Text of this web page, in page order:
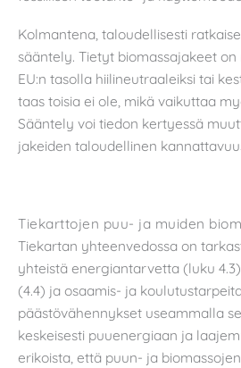
Kolmantena, taloudellisesti
sääntely. Tietyt biomassajakeet
EU:n tasolla hiilineutraaleiksi tai
taas toisia ei ole, mikä vaikuttaa
Sääntely voi tiedon kertyessä
jakeiden taloudellinen
Tiekarttojen puu- ja muiden
Tiekartan yhteenvedossa on
yhteistä energiantarvetta (luku
(4.4) ja osaamis- ja
päästövähennykset useammalla
keskeisesti puuenergiaan ja
erikoista, että puun- ja biomassojen